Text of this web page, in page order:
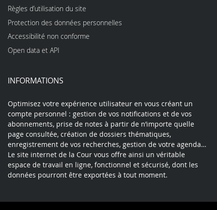
Règles d’utilisation du site
Protection des données personnelles
Accessibilité non conforme
Open data et API
INFORMATIONS
Optimisez votre expérience utilisateur en vous créant un
compte personnel : gestion de vos notifications et de vos
abonnements, prise de notes à partir de n’importe quelle
page consultée, création de dossiers thématiques,
enregistrement de vos recherches, gestion de votre agenda…
Le site internet de la Cour vous offre ainsi un véritable
espace de travail en ligne, fonctionnel et sécurisé, dont les
données pourront être exportées à tout moment.